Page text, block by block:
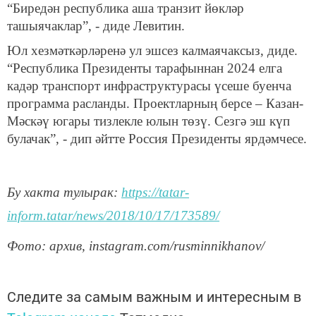
“Биредән республика аша транзит йөкләр
ташыячаклар”, - диде Левитин.
Юл хезмәткәрләренә ул эшсез калмаячаксыз, диде.
“Республика Президенты тарафыннан 2024 елга
кадәр транспорт инфраструктурасы үсеше буенча
программа расланды. Проектларның берсе – Казан-
Мәскәү югары тизлекле юлын төзү. Сезгә эш күп
булачак”, - дип әйтте Россия Президенты ярдәмчесе.
Бу хакта тулырак: https://tatar-
inform.tatar/news/2018/10/17/173589/
Фото: архив, instagram.com/rusminnikhanov/
Следите за самым важным и интересным в